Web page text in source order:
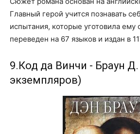
Главный герой учится познавать
испытания, которые уготовила ему
переведен на 67 языков и издан в
9.Код да Винчи - Браун
экземпляров)